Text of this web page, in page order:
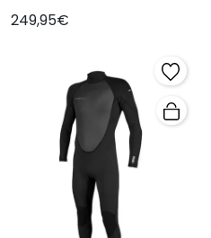
249,95€